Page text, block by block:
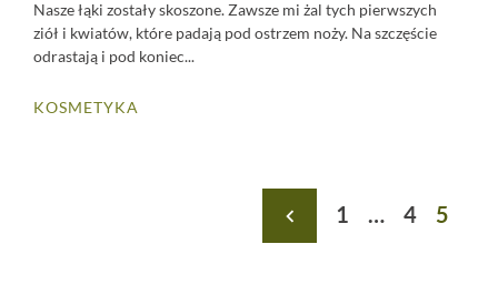
Nasze łąki zostały skoszone. Zawsze mi żal tych pierwszych
ziół i kwiatów, które padają pod ostrzem noży. Na szczęście
odrastają i pod koniec...
KOSMETYKA
navigate_before 1 … 4 5